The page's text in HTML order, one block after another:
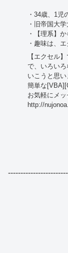
・34歳、1児
・旧帝国大
・【理系】
・趣味は、
【エクセル
で、いろい
いこうと思い
簡単な
お気軽にメッ
http://